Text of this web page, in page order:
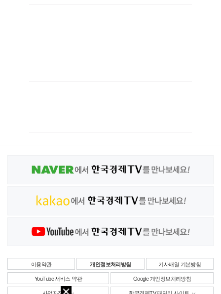
이용약관 개인정보처리방침 기사배열 기본방침
YouTube 서비스 약관 Google 개인정보처리방침